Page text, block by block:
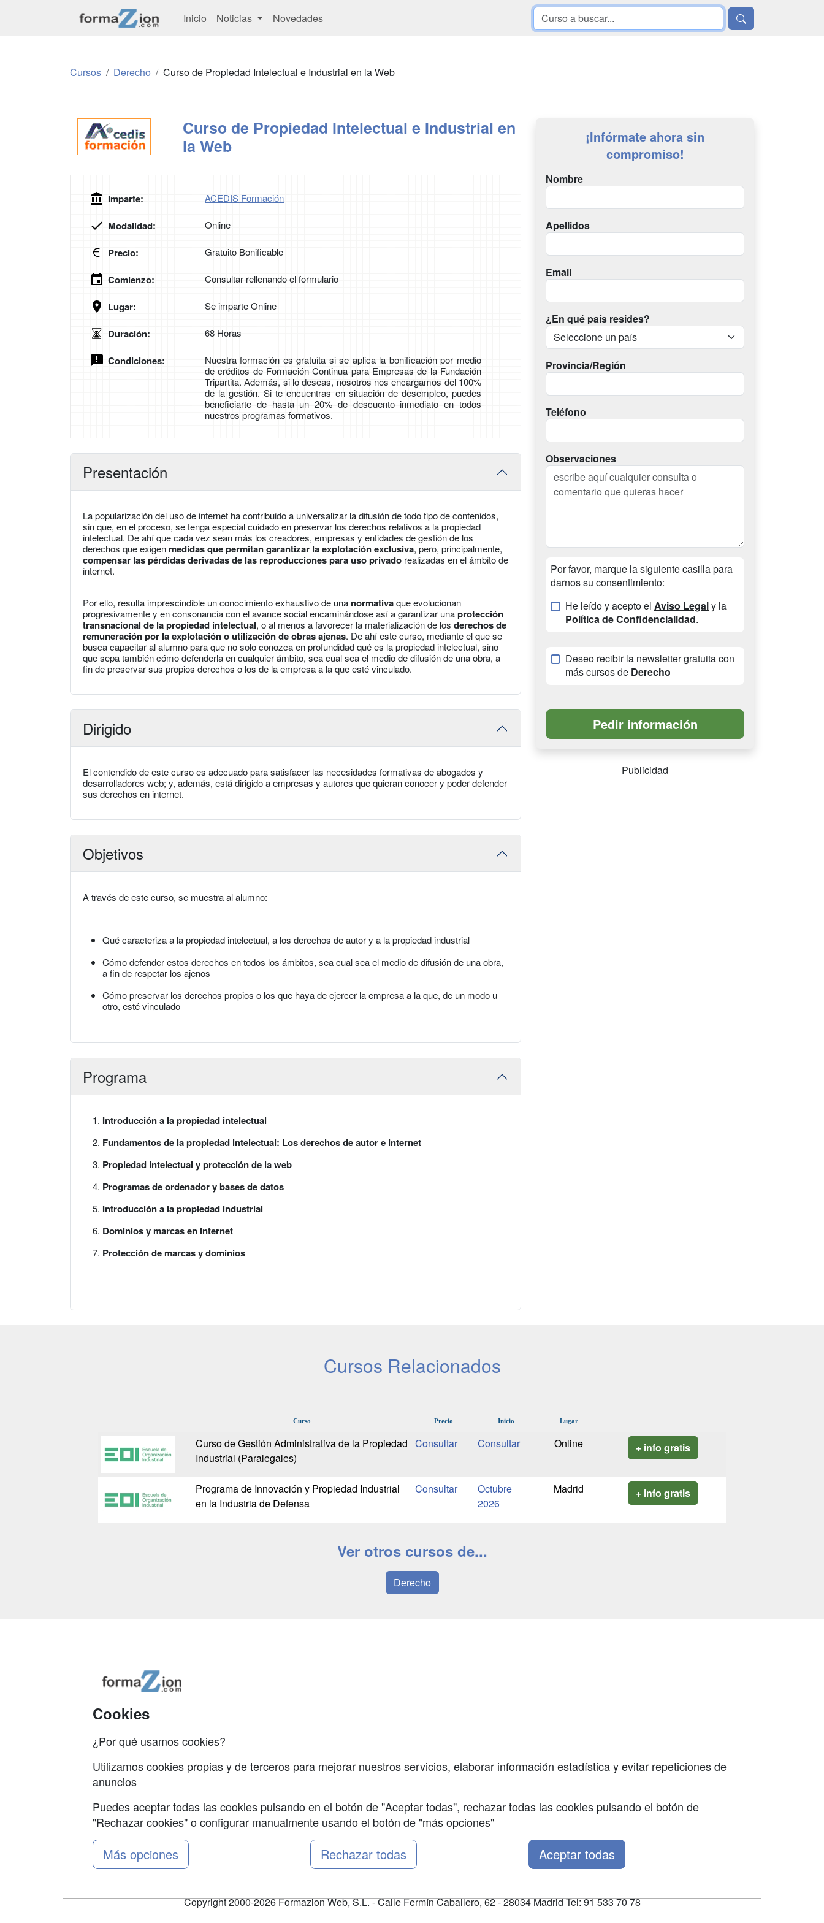
Inicio Noticias Novedades
Cursos Derecho Curso de Propiedad Intelectual e Industrial en la Web
Curso de Propiedad Intelectual e Industrial en
la Web
Imparte: ACEDIS Formación
Modalidad: Online
Precio: Gratuito Bonificable
Comienzo: Consultar rellenando el formulario
Lugar: Se imparte Online
Duración: 68 Horas
Condiciones:
Nuestra formación es gratuita si se aplica la bonificación por medio
de créditos de Formación Continua para Empresas de la Fundación
Tripartita. Además, si lo deseas, nosotros nos encargamos del 100%
de la gestión. Si te encuentras en situación de desempleo, puedes
beneficiarte de hasta un 20% de descuento inmediato en todos
nuestros programas formativos.
Presentación
La popularización del uso de internet ha contribuido a universalizar la difusión de todo tipo de contenidos,
sin que, en el proceso, se tenga especial cuidado en preservar los derechos relativos a la propiedad
intelectual. De ahí que cada vez sean más los creadores, empresas y entidades de gestión de los
derechos que exigenmedidas que permitan garantizar la explotación exclusiva, pero, principalmente,
compensar las pérdidas derivadas de las reproducciones para uso privado realizadas en el ámbito de
internet.
Por ello, resulta imprescindible un conocimiento exhaustivo de una normativaque evolucionan
progresivamente y en consonancia con el avance social encaminándose así a garantizar unaprotección
transnacional de la propiedad intelectual, o al menos a favorecer la materialización de los derechos de
remuneración por la explotación o utilización de obras ajenas. De ahí este curso, mediante el que se
busca capacitar al alumno para que no solo conozca en profundidad qué es la propiedad intelectual, sino
que sepa también cómo defenderla en cualquier ámbito, sea cual sea el medio de difusión de una obra, a
fin de preservar sus propios derechos o los de la empresa a la que esté vinculado.
Dirigido
El contendido de este curso es adecuado para satisfacer las necesidades formativas de abogados y
desarrolladores web; y, además, está dirigido a empresas y autores que quieran conocer y poder defender
sus derechos en internet.
Objetivos
A través de este curso, se muestra al alumno:
Qué caracteriza a la propiedad intelectual, a los derechos de autor y a la propiedad industrial
Cómo defender estos derechos en todos los ámbitos, sea cual sea el medio de difusión de una obra,
a fin de respetar los ajenos
Cómo preservar los derechos propios o los que haya de ejercer la empresa a la que, de un modo u
otro, esté vinculado
Programa
Introducción a la propiedad intelectual
Fundamentos de la propiedad intelectual: Los derechos de autor e internet
Propiedad intelectual y protección de la web
Programas de ordenador y bases de datos
Introducción a la propiedad industrial
Dominios y marcas en internet
Protección de marcas y dominios
¡Infórmate ahora sin
compromiso!
Nombre
Apellidos
Email
¿En qué país resides?
Provincia/Región
Teléfono
Observaciones
Por favor, marque la siguiente casilla para
darnos su consentimiento:
He leído y acepto el Aviso Legaly la
Política de Confidencialidad.
Deseo recibir la newsletter gratuita con
más cursos de Derecho
Publicidad
Cursos Relacionados
Curso Precio Inicio Lugar
Curso de Gestión Administrativa de la Propiedad
Industrial (Paralegales)
Online + info gratis
Programa de Innovación y Propiedad Industrial
en la Industria de Defensa
Octubre
2026
Madrid + info gratis
Ver otros cursos de...
Derecho
Grupo formazion:
Copyright 2000-2026 Formazion Web, S.L. - Calle Fermín Caballero, 62 - 28034 Madrid Tel: 91 533 70 78
Cookies
¿Por qué usamos cookies?
Utilizamos cookies propias y de terceros para mejorar nuestros servicios, elaborar información estadística y evitar repeticiones de
anuncios
Puedes aceptar todas las cookies pulsando en el botón de "Aceptar todas", rechazar todas las cookies pulsando el botón de
"Rechazar cookies" o configurar manualmente usando el botón de "más opciones"
Más opciones Rechazar todas Aceptar todas